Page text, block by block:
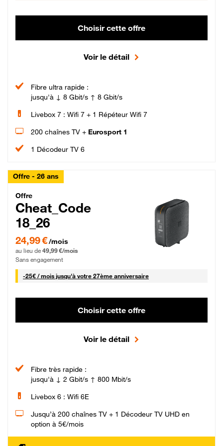
Choisir cette offre
Voir le détail
Fibre ultra rapide :
jusqu'à ↓ 8 Gbit/s ↑ 8 Gbit/s
Livebox 7 : Wifi 7 + 1 Répéteur Wifi 7
200 chaînes TV + Eurosport 1
1 Décodeur TV 6
Offre - 26 ans
Cheat_Code Fibre_18_26
Offre
Cheat_Code
18_26
24,99 € par mois pendant 0 mois puis 49,99 € par mois, Sans engagement
24,99 €/mois
au lieu de 49,99 €/mois
Sans engagement
-25€ / mois25 € par mois
jusqu'à votre 27ème anniversaire
Choisir cette offre
Voir le détail
Fibre très rapide :
jusqu'à ↓ 2 Gbit/s ↑ 800 Mbit/s
Livebox 6 : Wifi 6E
Jusqu’à 200 chaînes TV + 1 Décodeur TV UHD en
option à 5€/mois